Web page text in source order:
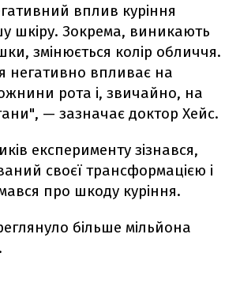
вплив куріння
шкіру. Зокрема, виникають
змінюється колір обличчя.
негативно впливає на
рота і, звичайно, на
— зазначає доктор Хейс.
експерименту зізнався,
своєї трансформацією і
про шкоду куріння.
більше мільйона